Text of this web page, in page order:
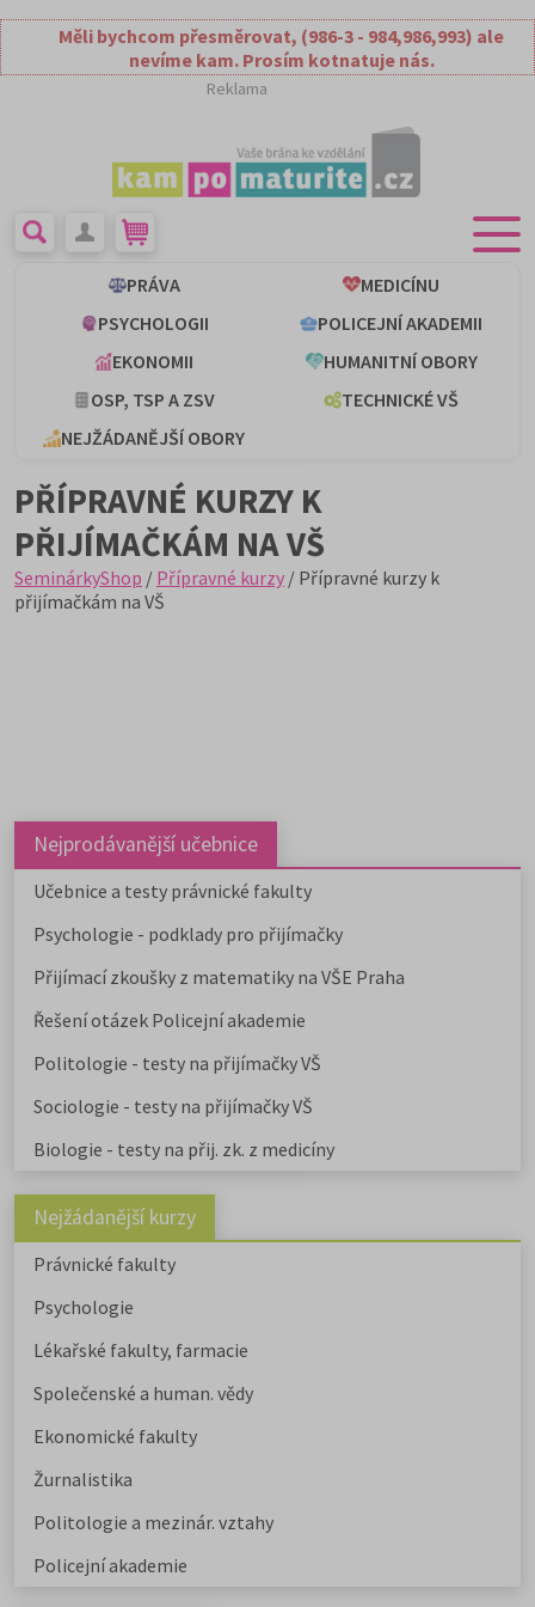
Měli bychcom přesměrovat, (986-3 - 984,986,993) ale
nevíme kam. Prosím kotnatuje nás.
Reklama
PRÁVA
MEDICÍNU
PSYCHOLOGII
POLICEJNÍ AKADEMII
EKONOMII
HUMANITNÍ OBORY
OSP, TSP A ZSV
TECHNICKÉ VŠ
NEJŽÁDANĚJŠÍ OBORY
PŘÍPRAVNÉ KURZY K
PŘIJÍMAČKÁM NA VŠ
SeminárkyShop / Přípravné kurzy / Přípravné kurzy k
přijímačkám na VŠ
Nejprodávanější učebnice
Učebnice a testy právnické fakulty
Psychologie - podklady pro přijímačky
Přijímací zkoušky z matematiky na VŠE Praha
Řešení otázek Policejní akademie
Politologie - testy na přijímačky VŠ
Sociologie - testy na přijímačky VŠ
Biologie - testy na přij. zk. z medicíny
Nejžádanější kurzy
Právnické fakulty
Psychologie
Lékařské fakulty, farmacie
Společenské a human. vědy
Ekonomické fakulty
Žurnalistika
Politologie a mezinár. vztahy
Policejní akademie